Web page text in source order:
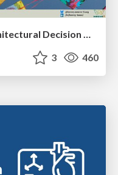
Technical Leadership for Architectural Decision Making
3 460